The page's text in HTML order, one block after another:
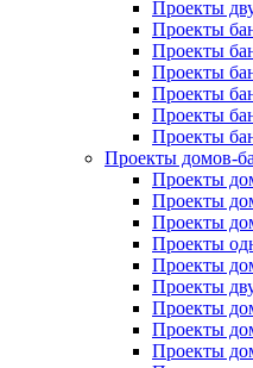
Проекты
Проекты
Проекты
Проекты
Проекты
Проекты
Проекты
Проекты домов-
Проекты
Проекты
Проекты
Проекты
Проекты
Проекты
Проекты
Проекты
Проекты